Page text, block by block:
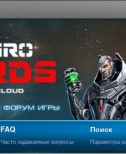
FAQ
Часто задаваемые вопросы
Поиск
Параметры